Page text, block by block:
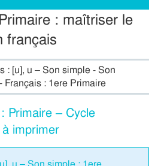
: maîtriser le
français
: [u], u – Son simple - Son
: 1ere Primaire
Primaire – Cycle
imprimer